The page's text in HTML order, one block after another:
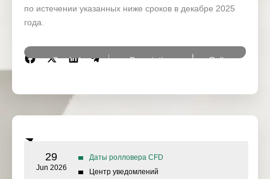
по истечении указанных ниже сроков в декабре 2025
года.
Symbol Description Rollover Date
EUB2Y
EUB5Y BOBL Futures
29
Jun 2026
Даты ролловера CFD
Центр уведомлений